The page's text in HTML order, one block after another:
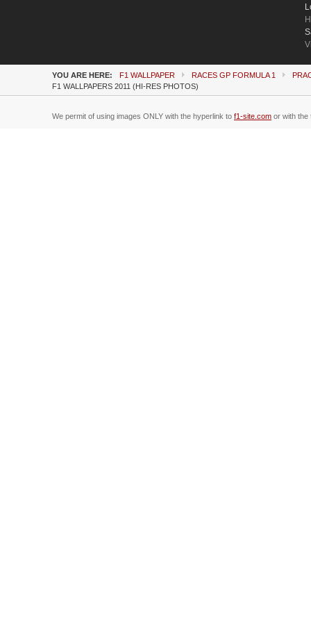
YOU ARE HERE: F1 WALLPAPER RACES GP FORMULA 1
F1 WALLPAPERS 2011 (HI-RES PHOTOS)
We permit of using images ONLY with the hyperlink to f1-site.com or with the